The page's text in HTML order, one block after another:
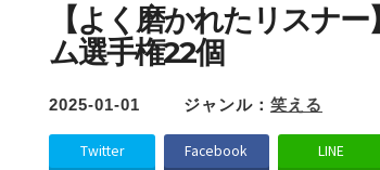
【よく磨かれたリスナ
ム選手権22個
2025-01-01 ジャンル： 笑える
Twitter Facebook LINE